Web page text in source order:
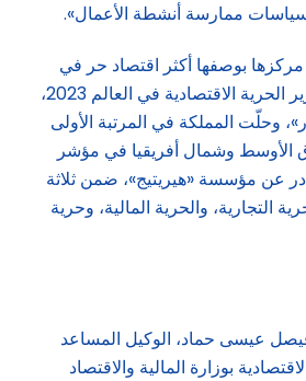
ممارسة أنشطة الأعمال».
بوصفها أكثر اقتصاد حر في
العالم العربي ضمن تقرير الحرية الاقتصادية في العالم 2023،
وحلّت المملكة في المرتبة الأولى
وشمال أفريقيا في مؤشر
عن مؤسسة «هيريتيج»، ضمن ثلاثة
التجارية، والحرية المالية، وحرية
عيسى حماد، الوكيل المساعد
بوزارة المالية والاقتصاد